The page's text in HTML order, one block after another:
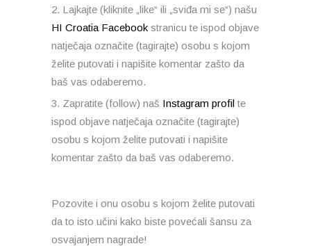
Lajkajte (kliknite „like“ ili „sviđa mi se“) našu
HI Croatia Facebook stranicu te ispod objave
natječaja označite (tagirajte) osobu s kojom
želite putovati i napišite komentar zašto da
baš vas odaberemo.
Zapratite (follow) naš Instagram profil te
ispod objave natječaja označite (tagirajte)
osobu s kojom želite putovati i napišite
komentar zašto da baš vas odaberemo.
Pozovite i onu osobu s kojom želite putovati
da to isto učini kako biste povećali šansu za
osvajanjem nagrade!